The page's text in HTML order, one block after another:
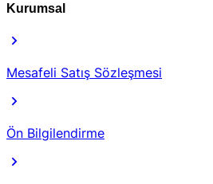
Kurumsal
Mesafeli Satış Sözleşmesi
Ön Bilgilendirme